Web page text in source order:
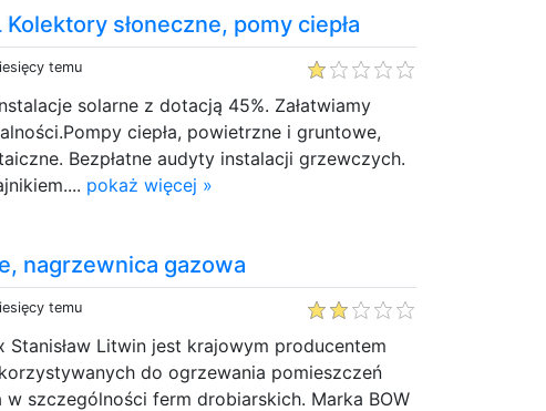
Kolektory słoneczne, pomy ciepła
temu
solarne z dotacją 45%. Załatwiamy
ciepła, powietrzne i gruntowe,
Bezpłatne audyty instalacji grzewczych.
pokaż więcej »
nagrzewnica gazowa
temu
Stanisław Litwin jest krajowym producentem
do ogrzewania pomieszczeń
w szczególności ferm drobiarskich. Marka BOW